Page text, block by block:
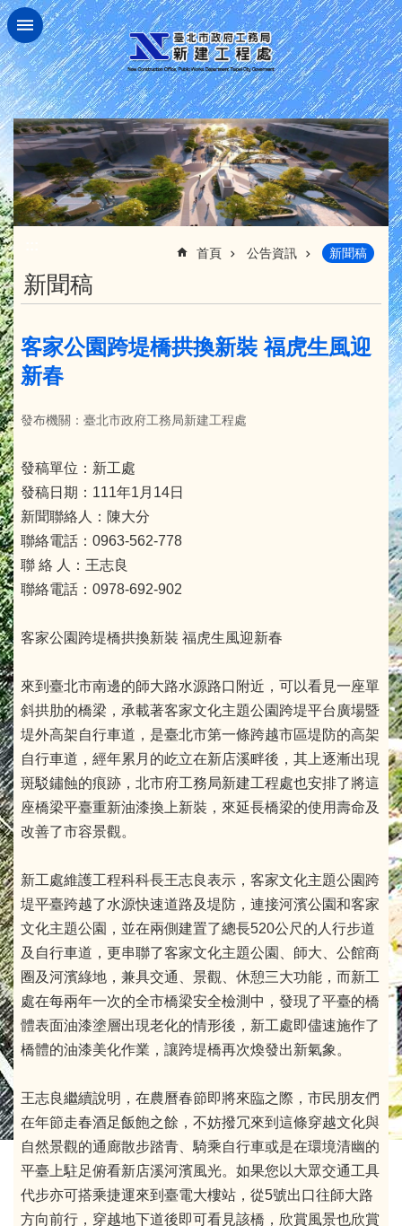
跳到主要內容區塊
首頁 公告資訊 新聞稿
新聞稿
客家公園跨堤橋拱換新裝 福虎生風迎
新春
發布機關：臺北市政府工務局新建工程處
發稿單位：新工處
發稿日期：111年1月14日
新聞聯絡人：陳大分
聯絡電話：0963-562-778
聯 絡 人：王志良
聯絡電話：0978-692-902
客家公園跨堤橋拱換新裝 福虎生風迎新春
來到臺北市南邊的師大路水源路口附近，可以看見一座單
斜拱肋的橋梁，承載著客家文化主題公園跨堤平台廣場暨
堤外高架自行車道，是臺北市第一條跨越市區堤防的高架
自行車道，經年累月的屹立在新店溪畔後，其上逐漸出現
斑駁鏽蝕的痕跡，北市府工務局新建工程處也安排了將這
座橋梁平臺重新油漆換上新裝，來延長橋梁的使用壽命及
改善了市容景觀。
新工處維護工程科科長王志良表示，客家文化主題公園跨
堤平臺跨越了水源快速道路及堤防，連接河濱公園和客家
文化主題公園，並在兩側建置了總長520公尺的人行步道
及自行車道，更串聯了客家文化主題公園、師大、公館商
圈及河濱綠地，兼具交通、景觀、休憩三大功能，而新工
處在每兩年一次的全市橋梁安全檢測中，發現了平臺的橋
體表面油漆塗層出現老化的情形後，新工處即儘速施作了
橋體的油漆美化作業，讓跨堤橋再次煥發出新氣象。
王志良繼續說明，在農曆春節即將來臨之際，市民朋友們
在年節走春酒足飯飽之餘，不妨撥冗來到這條穿越文化與
自然景觀的通廊散步踏青、騎乘自行車或是在環境清幽的
平臺上駐足俯看新店溪河濱風光。如果您以大眾交通工具
代步亦可搭乘捷運來到臺電大樓站，從5號出口往師大路
方向前行，穿越地下道後即可看見該橋，欣賞風景也欣賞